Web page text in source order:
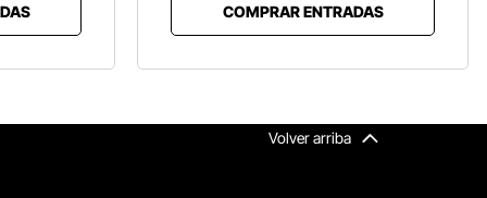
COMPRAR ENTRADAS
Volver arriba